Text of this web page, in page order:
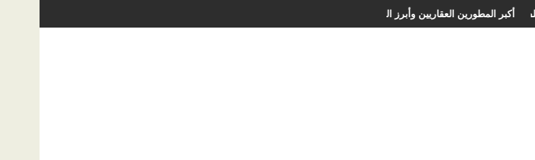
أفضل شركات التطوير العقاري في مصر من URE | أكبر المطورين العقاريين وأبرز المشروعاتولماذا يختلف من مريض لآخر؟